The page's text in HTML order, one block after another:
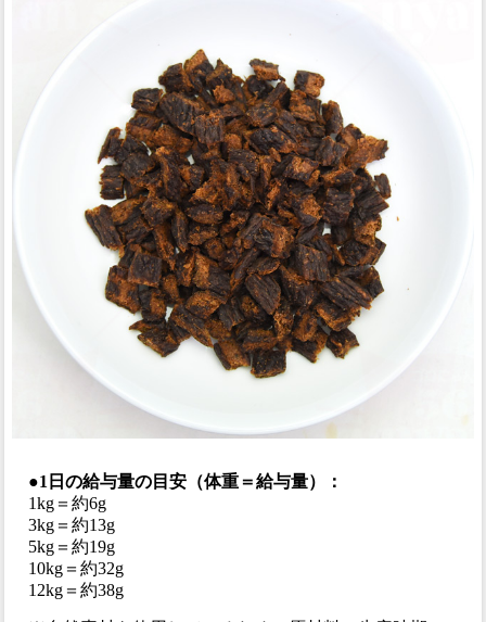
●1日の給与量の目安（体重＝給与量）：
1kg＝約6g
3kg＝約13g
5kg＝約19g
10kg＝約32g
12kg＝約38g